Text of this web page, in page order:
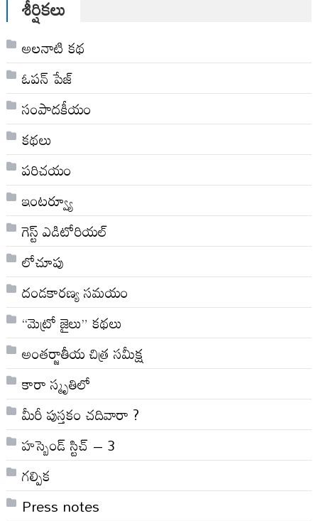
శీర్షికలు
అల‌నాటి క‌థ‌
ఓపన్ పేజ్
సంపాదకీయం
కథలు
పరిచయం
ఇంటర్వ్యూ
గెస్ట్ ఎడిటోరియల్
లోచూపు
దండకారణ్య సమయం
“మెట్రో జైలు” కథలు
అంతర్జాతీయ చిత్ర సమీక్ష
కారా స్మృతిలో
మీరీ పుస్తకం చదివారా ?
హస్బెండ్ స్టిచ్ – 3
గల్పిక
Press notes